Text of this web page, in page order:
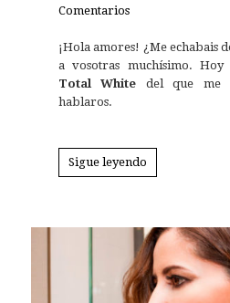
Comentarios
¡Hola amores! ¿Me echabais
a vosotras muchísimo.
Total White del que me
hablaros.
Sigue leyendo